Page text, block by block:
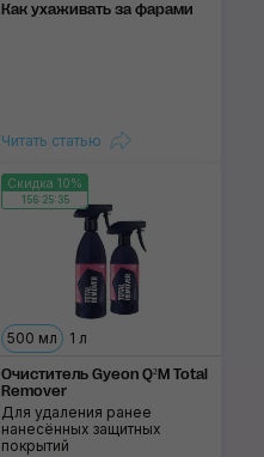
Как ухаживать за фара­ми
Читать статью
Скидка 10%
156:25:35
500 мл 1 л
Очиститель Gyeon Q²M Total
Remover
Для удаления ранее
нанесённых защитных
покрытий